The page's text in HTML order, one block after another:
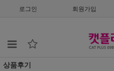
로그인 회원가입
상품후기